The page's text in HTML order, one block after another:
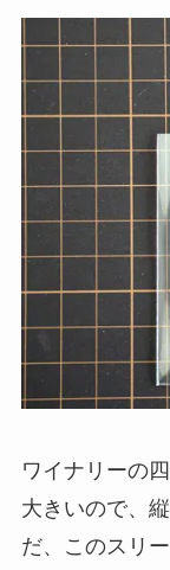
ワイナリーの
大きいので、
だ、このスリ